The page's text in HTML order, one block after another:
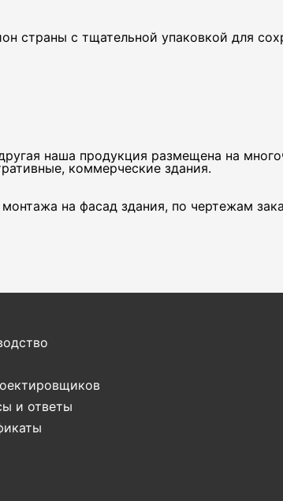
страны с тщательной упаковкой для
наша продукция размещена на
коммерческие здания.
на фасад здания, по чертежам
и ответы